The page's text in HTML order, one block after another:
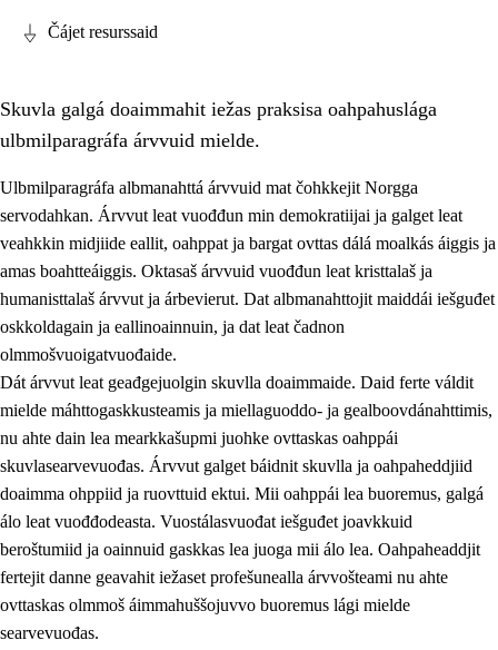
1. Oahpahusa árvovuođđu
1.1 Olmmošárvu
1.2 Identitehta ja kultuvrralaš girjáivuohta
1.3 Kritihkalaš jurddašeapmi ja ehtalaš diđolašvuohta
1.4 Hutkanillu, beroštupmi ja suokkardanhuovva
1.5 Luondduákten ja birasdiđolašvuohta
1.6 Demokratiija ja mielváikkuheapmi
Čájet resurssaid
Skuvla galgá doaimmahit iežas praksisa oahpahuslága
ulbmilparagráfa árvvuid mielde.
Ulbmilparagráfa albmanahttá árvvuid mat čohkkejit Norgga
servodahkan. Árvvut leat vuođđun min demokratiijai ja galget leat
veahkkin midjiide eallit, oahppat ja bargat ovttas dálá moalkás áiggis ja
amas boahtteáiggis. Oktasaš árvvuid vuođđun leat kristtalaš ja
humanisttalaš árvvut ja árbevierut. Dat albmanahttojit maiddái iešguđet
oskkoldagain ja eallinoainnuin, ja dat leat čadnon
olmmošvuoigatvuođaide.
Dát árvvut leat geađgejuolgin skuvlla doaimmaide. Daid ferte váldit
mielde máhttogaskkusteamis ja miellaguoddo- ja gealboovdánahttimis,
nu ahte dain lea mearkkašupmi juohke ovttaskas oahppái
skuvlasearvevuođas. Árvvut galget báidnit skuvlla ja oahpaheddjiid
doaimma ohppiid ja ruovttuid ektui. Mii oahppái lea buoremus, galgá
álo leat vuođđodeasta. Vuostálasvuođat iešguđet joavkkuid
beroštumiid ja oainnuid gaskkas lea juoga mii álo lea. Oahpaheaddjit
fertejit danne geavahit iežaset profešunealla árvvošteami nu ahte
ovttaskas olmmoš áimmahuššojuvvo buoremus lági mielde
searvevuođas.